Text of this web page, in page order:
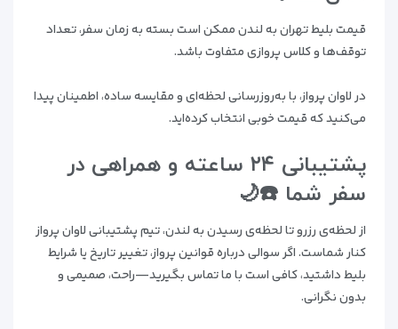
قیمت بلیط تهران به لندن ممکن است بسته به زمان سفر، تعداد
توقف‌ها و کلاس پروازی متفاوت باشد.
در لاوان پرواز، با به‌روزرسانی لحظه‌ای و مقایسه ساده، اطمینان پیدا
می‌کنید که قیمت خوبی انتخاب کرده‌اید.
پشتیبانی ۲۴ ساعته و همراهی در
سفر شما ☎️🌙
از لحظه‌ی رزرو تا لحظه‌ی رسیدن به لندن، تیم پشتیبانی لاوان پرواز
کنار شماست. اگر سوالی درباره قوانین پرواز، تغییر تاریخ یا شرایط
بلیط داشتید، کافی است با ما تماس بگیرید—راحت، صمیمی و
بدون نگرانی.